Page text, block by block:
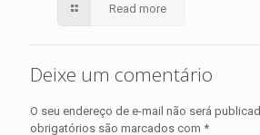
Read more
Deixe um comentário
O seu endereço de e-mail não será
obrigatórios são marcados com *